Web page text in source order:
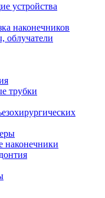
устройства
наконечников
облучатели
трубки
наконечники